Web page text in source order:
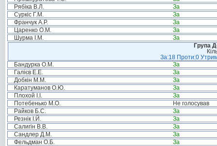
Рябіка В.Л.
За
Суркіс Г.М.
За
Франчук А.Р.
За
Царенко О.М.
За
Шурма І.М.
За
Група
За:18 Проти:0
Бандурка О.М.
За
Галієв Е.Е.
За
Добкін М.М.
За
Каратуманов О.Ю.
За
Плохой І.І.
За
Потебенько М.О.
Не голосував
Райков Б.С.
За
Резнік І.Й.
За
Салигін В.В.
За
Сандлер Д.М.
За
Фельдман О.Б.
За